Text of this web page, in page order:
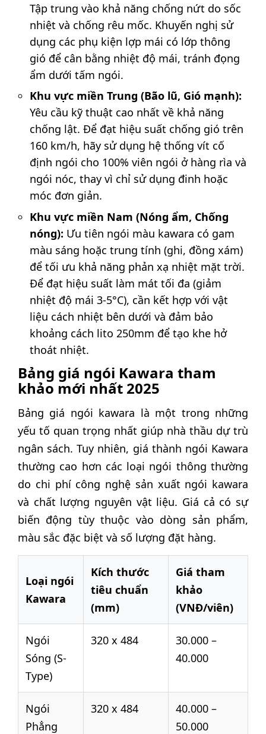
Tập trung vào khả năng chống nứt do sốc
nhiệt và chống rêu mốc. Khuyến nghị sử
dụng các phụ kiện lợp mái có lớp thông
gió để cân bằng nhiệt độ mái, tránh đọng
ẩm dưới tấm ngói.
Khu vực miền Trung (Bão lũ, Gió mạnh):
Yêu cầu kỹ thuật cao nhất về khả năng
chống lật. Để đạt hiệu suất chống gió trên
160 km/h, hãy sử dụng hệ thống vít cố
định ngói cho 100% viên ngói ở hàng rìa và
ngói nóc, thay vì chỉ sử dụng đinh hoặc
móc đơn giản.
Khu vực miền Nam (Nóng ẩm, Chống
nóng): Ưu tiên ngói màu kawara có gam
màu sáng hoặc trung tính (ghi, đồng xám)
để tối ưu khả năng phản xạ nhiệt mặt trời.
Để đạt hiệu suất làm mát tối đa (giảm
nhiệt độ mái 3-5°C), cần kết hợp với vật
liệu cách nhiệt bên dưới và đảm bảo
khoảng cách lito 250mm để tạo khe hở
thoát nhiệt.
Bảng giá ngói Kawara tham
khảo mới nhất 2025
Bảng giá ngói kawara là một trong những
yếu tố quan trọng nhất giúp nhà thầu dự trù
ngân sách. Tuy nhiên, giá thành ngói Kawara
thường cao hơn các loại ngói thông thường
do chi phí công nghệ sản xuất ngói kawara
và chất lượng nguyên vật liệu. Giá cả có sự
biến động tùy thuộc vào dòng sản phẩm,
màu sắc đặc biệt và số lượng đặt hàng.
Loại ngói
Kawara
Kích thước
tiêu chuẩn
(mm)
Giá tham
khảo
(VNĐ/viên)
Ngói
Sóng (S-
Type)
320 x 484
30.000 –
40.000
Ngói
Phẳng
320 x 484
40.000 –
50.000